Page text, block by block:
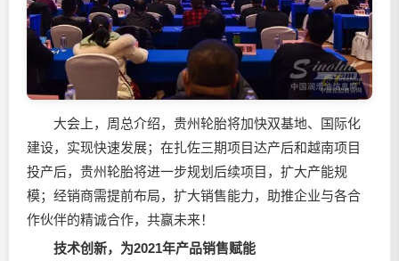
大会上，周总介绍，贵州轮胎将加快双基地、国际化
建设，实现快速发展；在扎佐三期项目达产后和越南项目
投产后，贵州轮胎将进一步规划后续项目，扩大产能规
模；经销商需提前布局，扩大销售能力，助推企业与各合
作伙伴的精诚合作，共赢未来！
技术创新，为2021年产品销售赋能